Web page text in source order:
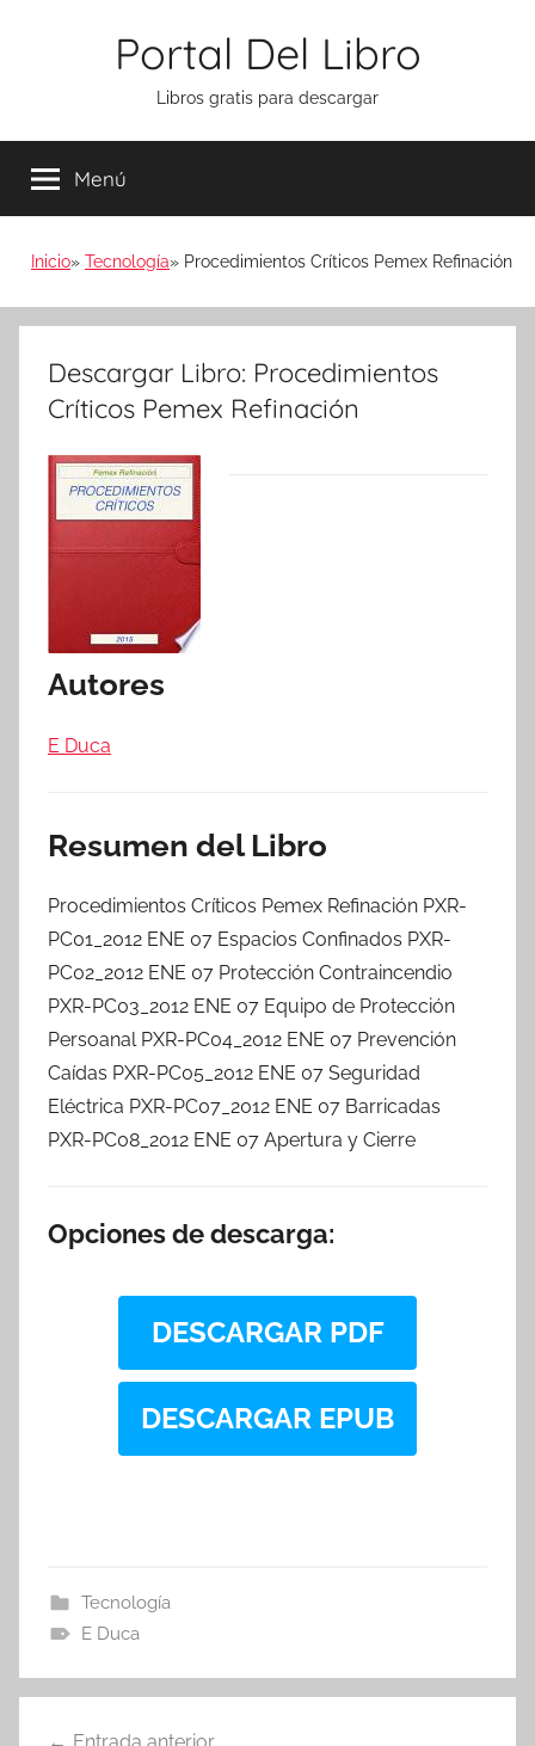
Portal Del Libro
Libros gratis para descargar
Menú
Inicio Tecnología Procedimientos Críticos Pemex Refinación
Descargar Libro: Procedimientos
Críticos Pemex Refinación
Autores
E Duca
Resumen del Libro
Procedimientos Críticos Pemex Refinación PXR-
PC01_2012 ENE 07 Espacios Confinados PXR-
PC02_2012 ENE 07 Protección Contraincendio
PXR-PC03_2012 ENE 07 Equipo de Protección
Persoanal PXR-PC04_2012 ENE 07 Prevención
Caídas PXR-PC05_2012 ENE 07 Seguridad
Eléctrica PXR-PC07_2012 ENE 07 Barricadas
PXR-PC08_2012 ENE 07 Apertura y Cierre
Opciones de descarga:
DESCARGAR PDF
DESCARGAR EPUB
Tecnología
E Duca
Entrada anterior